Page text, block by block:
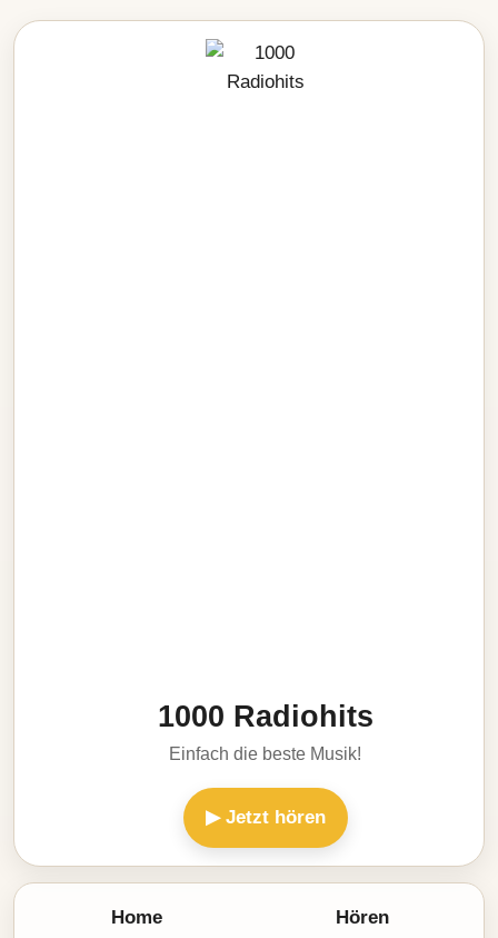
1000 Radiohits
Einfach die beste Musik!
▶ Jetzt hören
Home Hören